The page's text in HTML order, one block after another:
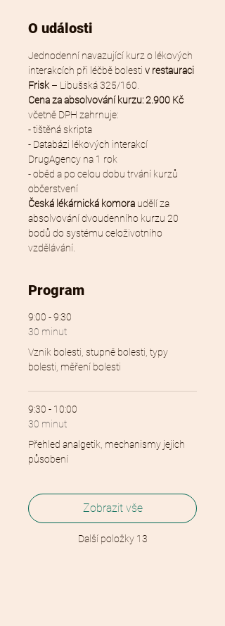
O události
Jednodenní navazující kurz o lékových
interakcích při léčbě bolesti v restauraci
Frisk – Libušská 325/160.
Cena za absolvování kurzu: 2.900 Kč
včetně DPH zahrnuje:
- tištěná skripta
- Databázi lékových interakcí
DrugAgency na 1 rok
- oběd a po celou dobu trvání kurzů
občerstvení
Česká lékárnická komora udělí za
absolvování dvoudenního kurzu 20
bodů do systému celoživotního
vzdělávání.
Program
9:00 - 9:30
30 minut
Vznik bolesti, stupně bolesti, typy
bolesti, měření bolesti
9:30 - 10:00
30 minut
Přehled analgetik, mechanismy jejich
působení
Další položky 13
Zobrazit vše